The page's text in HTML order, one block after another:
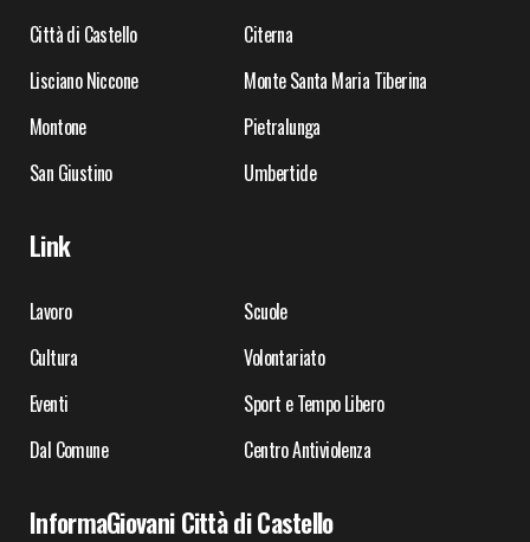
Città di Castello
Citerna
Lisciano Niccone
Monte Santa Maria Tiberina
Montone
Pietralunga
San Giustino
Umbertide
Link
Lavoro
Scuole
Cultura
Volontariato
Eventi
Sport e Tempo Libero
Dal Comune
Centro Antiviolenza
InformaGiovani Città di Castello